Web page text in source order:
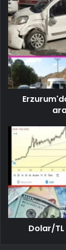
Dolar/TL